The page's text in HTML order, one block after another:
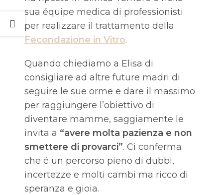
sua équipe medica di professionisti
per realizzare il trattamento della
Fecondazione in Vitro.
Quando chiediamo a Elisa di
consigliare ad altre future madri di
seguire le sue orme e dare il massimo
per raggiungere l’obiettivo di
diventare mamme, saggiamente le
invita a “avere molta pazienza e non
smettere di provarci”. Ci conferma
che é un percorso pieno di dubbi,
incertezze e molti cambi ma ricco di
speranza e gioia.